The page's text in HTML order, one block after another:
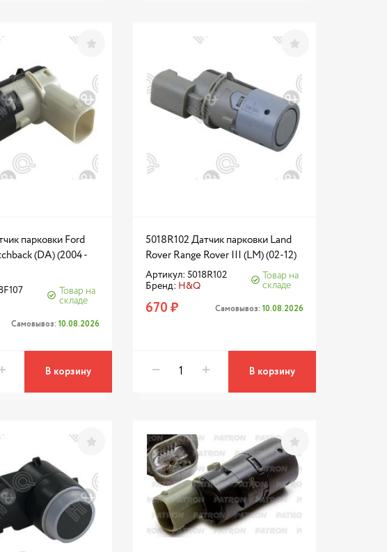
парковки Ford
(DA) (2004 -
Товар на
складе
Самовывоз:10.08.2026
В корзину
5018R102 Датчик парковки Land
Rover Range Rover III (LM) (02-12)
Артикул: 5018R102
Бренд: H&Q
Товар на
складе
670 ₽ Самовывоз: 10.08.2026
В корзину